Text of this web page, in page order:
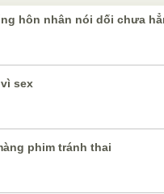
hôn nhân nói dối chưa
sex
phim tránh thai